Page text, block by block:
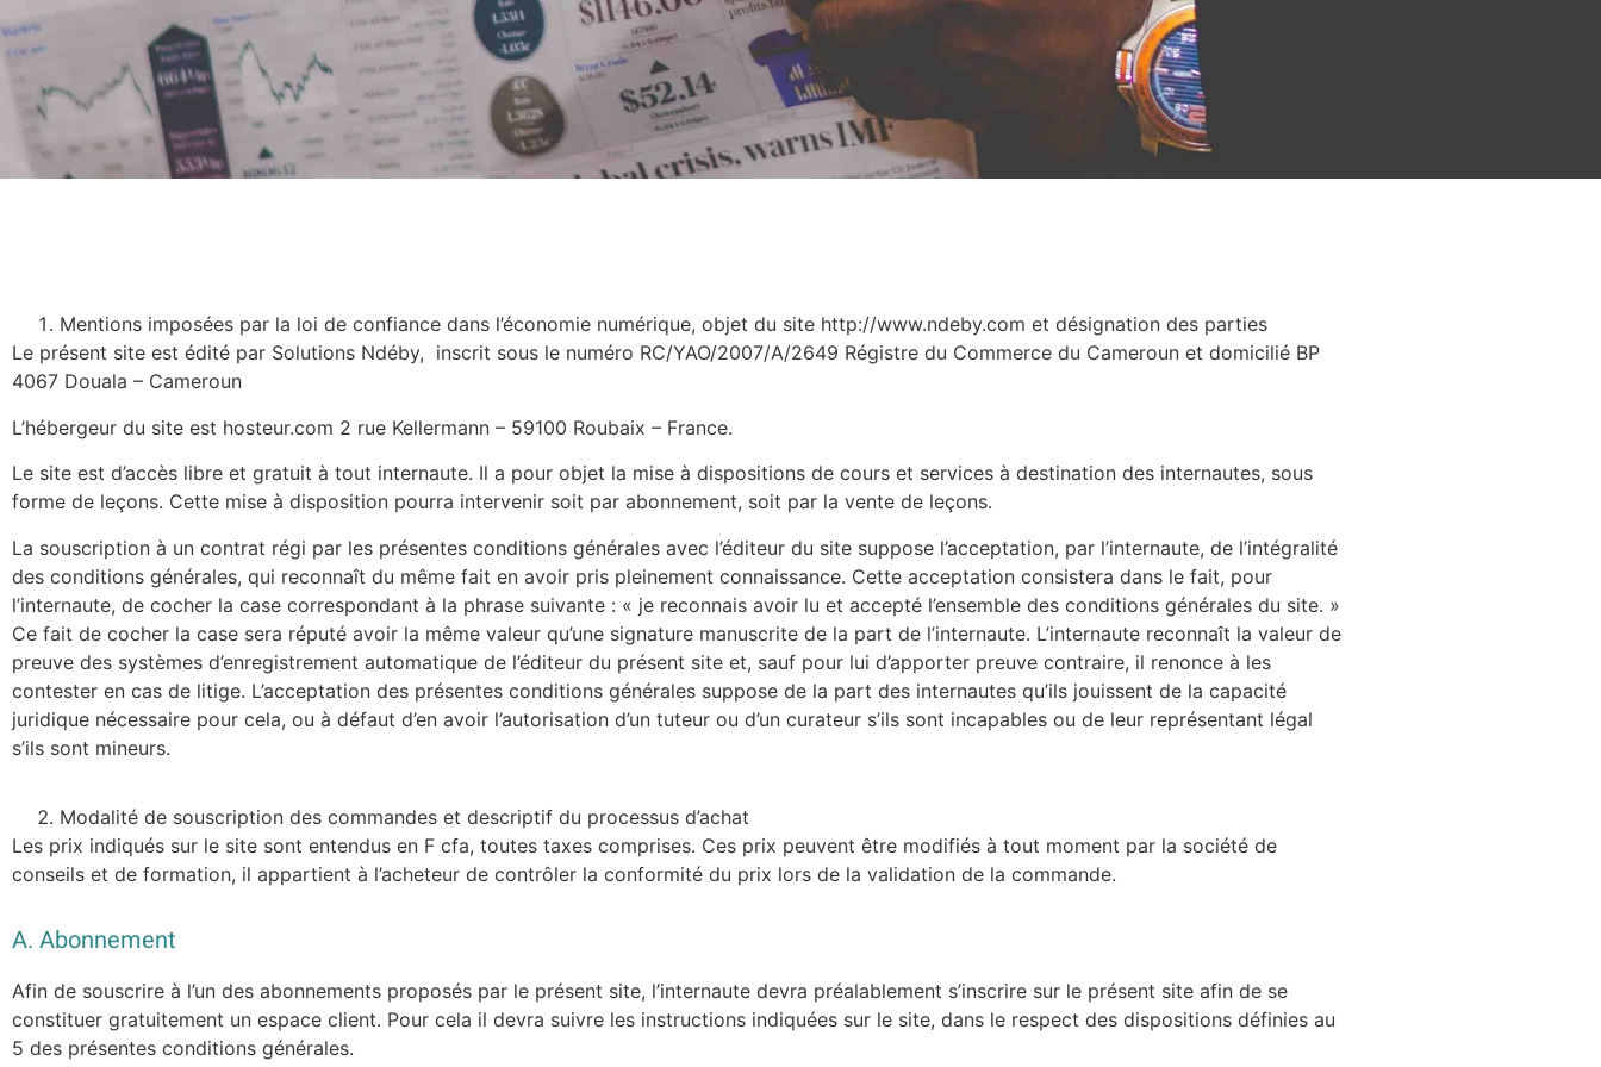
Mentions imposées par la loi de confiance dans l’économie numérique, objet du site http://www.ndeby.com et désignation des parties
Le présent site est édité par Solutions Ndéby, inscrit sous le numéro RC/YAO/2007/A/2649 Régistre du Commerce du Cameroun et domicilié BP
4067 Douala – Cameroun
L’hébergeur du site est hosteur.com 2 rue Kellermann – 59100 Roubaix – France.
Le site est d’accès libre et gratuit à tout internaute. Il a pour objet la mise à dispositions de cours et services à destination des internautes, sous
forme de leçons. Cette mise à disposition pourra intervenir soit par abonnement, soit par la vente de leçons.
La souscription à un contrat régi par les présentes conditions générales avec l’éditeur du site suppose l’acceptation, par l’internaute, de l’intégralité
des conditions générales, qui reconnaît du même fait en avoir pris pleinement connaissance. Cette acceptation consistera dans le fait, pour
l’internaute, de cocher la case correspondant à la phrase suivante : « je reconnais avoir lu et accepté l’ensemble des conditions générales du site. »
Ce fait de cocher la case sera réputé avoir la même valeur qu’une signature manuscrite de la part de l’internaute. L’internaute reconnaît la valeur de
preuve des systèmes d’enregistrement automatique de l’éditeur du présent site et, sauf pour lui d’apporter preuve contraire, il renonce à les
contester en cas de litige. L’acceptation des présentes conditions générales suppose de la part des internautes qu’ils jouissent de la capacité
juridique nécessaire pour cela, ou à défaut d’en avoir l’autorisation d’un tuteur ou d’un curateur s’ils sont incapables ou de leur représentant légal
s’ils sont mineurs.
Modalité de souscription des commandes et descriptif du processus d’achat
Les prix indiqués sur le site sont entendus en F cfa, toutes taxes comprises. Ces prix peuvent être modifiés à tout moment par la société de
conseils et de formation, il appartient à l’acheteur de contrôler la conformité du prix lors de la validation de la commande.
A. Abonnement
Afin de souscrire à l’un des abonnements proposés par le présent site, l’internaute devra préalablement s’inscrire sur le présent site afin de se
constituer gratuitement un espace client. Pour cela il devra suivre les instructions indiquées sur le site, dans le respect des dispositions définies au
5 des présentes conditions générales.